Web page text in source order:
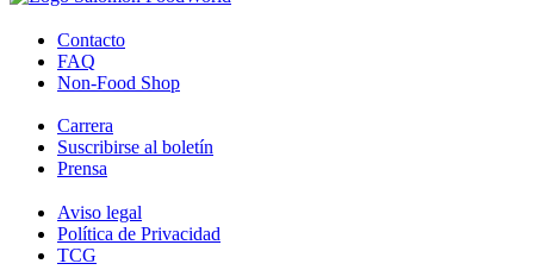
Contacto
FAQ
Non-Food Shop
Carrera
Suscribirse al boletín
Prensa
Aviso legal
Política de Privacidad
TCG